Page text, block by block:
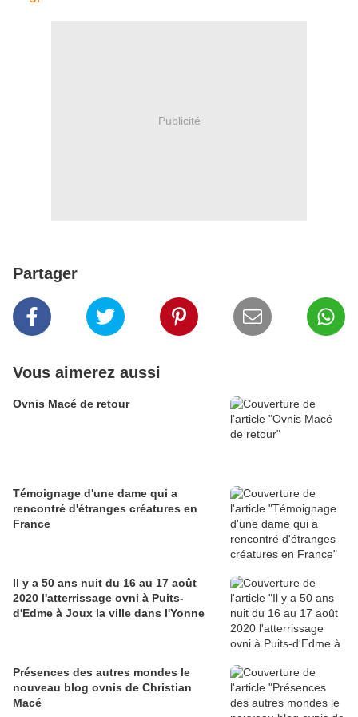
Publicité
Partager
Vous aimerez aussi
Ovnis Macé de retour
Témoignage d'une dame qui a
rencontré d'étranges créatures en
France
Il y a 50 ans nuit du 16 au 17 août
2020 l'atterrissage ovni à Puits-
d'Edme à Joux la ville dans l'Yonne
Présences des autres mondes le
nouveau blog ovnis de Christian
Macé